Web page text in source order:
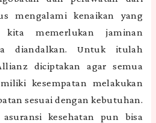
mengalami kenaikan yang
kita memerlukan jaminan
diandalkan. Untuk itulah
diciptakan agar semua
kesempatan melakukan
sesuai dengan kebutuhan.
kesehatan pun bisa